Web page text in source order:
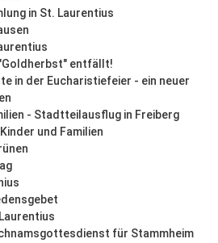
in St. Laurentius
entfällt!
in der Eucharistiefeier - ein neuer
- Stadtteilausflug in Freiberg
und Familien
für Stammheim